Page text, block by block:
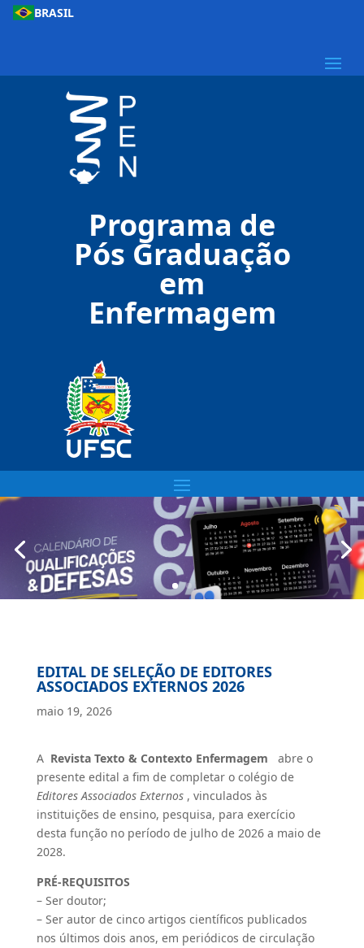
BRASIL
Programa de
Pós Graduação
em
Enfermagem
EDITAL DE SELEÇÃO DE EDITORES
ASSOCIADOS EXTERNOS 2026
maio 19, 2026
A Revista Texto & Contexto Enfermagem abre o
presente edital a fim de completar o colégio de
Editores Associados Externos, vinculados às
instituições de ensino, pesquisa, para exercício
desta função no período de julho de 2026 a maio de
2028.
PRÉ-REQUISITOS
– Ser doutor;
– Ser autor de cinco artigos científicos publicados
nos últimos dois anos, em periódicos de circulação